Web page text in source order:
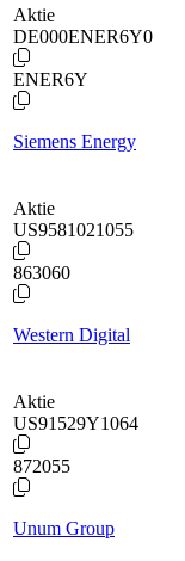
Aktie
DE000ENER6Y0
ENER6Y
Siemens Energy
Aktie
US9581021055
863060
Western Digital
Aktie
US91529Y1064
872055
Unum Group